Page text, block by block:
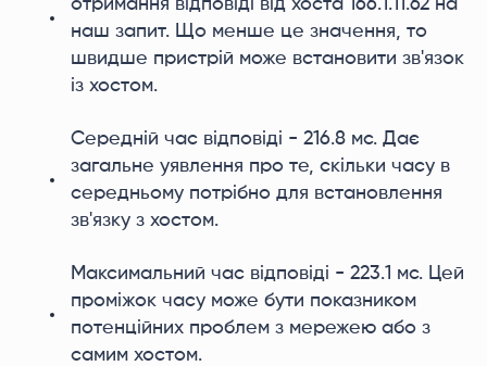
отримання відповіді від хоста 166.1.11.62 на
наш запит. Що менше це значення, то
швидше пристрій може встановити зв'язок
із хостом.
Середній час відповіді - 216.8 мс. Дає
загальне уявлення про те, скільки часу в
середньому потрібно для встановлення
зв'язку з хостом.
Максимальний час відповіді - 223.1 мс. Цей
проміжок часу може бути показником
потенційних проблем з мережею або з
самим хостом.